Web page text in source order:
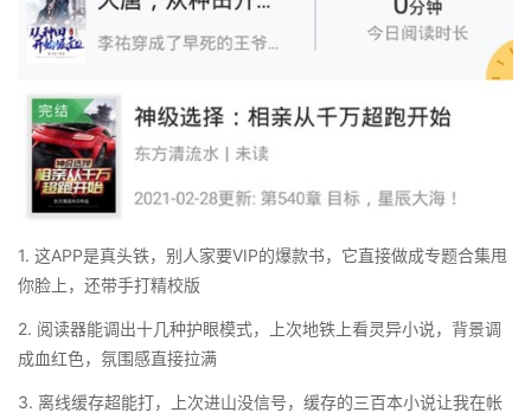
1. 这APP是真头铁，别人家要VIP的爆款书，它直接做成专题合集甩
你脸上，还带手打精校版
2. 阅读器能调出十几种护眼模式，上次地铁上看灵异小说，背景调
成血红色，氛围感直接拉满
3. 离线缓存超能打，上次进山没信号，缓存的三百本小说让我在帐